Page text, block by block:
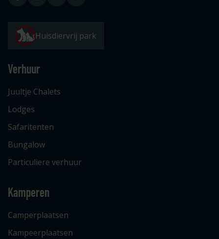
Huisdiervrij park
Verhuur
Juultje Chalets
Lodges
Safaritenten
Bungalow
Particuliere verhuur
Kamperen
Camperplaatsen
Kampeerplaatsen